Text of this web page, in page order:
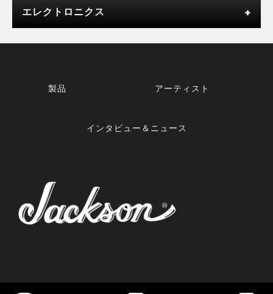
エレクトロニクス
製品 アーティスト
インタビュー＆ニュース